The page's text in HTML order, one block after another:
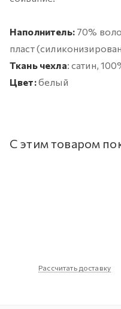
Наполнитель:70%
пласт
Ткань чехла: сатин,
Цвет:белый
С этим товаром
Рассчитать доставку